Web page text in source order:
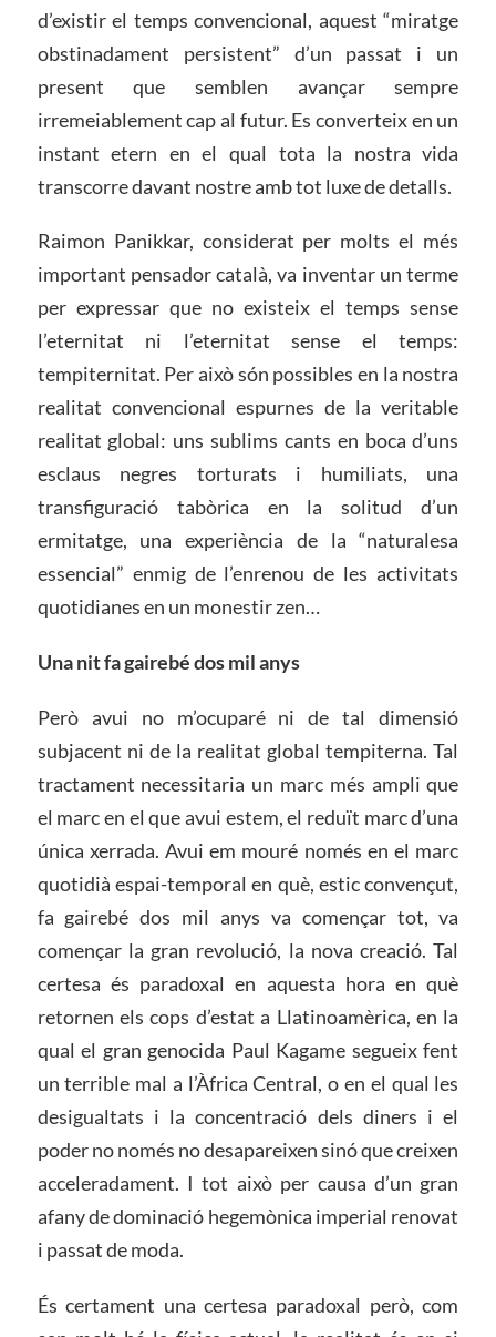
d’existir el temps convencional, aquest “miratge
obstinadament persistent” d’un passat i un
present que semblen avançar sempre
irremeiablement cap al futur. Es converteix en un
instant etern en el qual tota la nostra vida
transcorre davant nostre amb tot luxe de detalls.
Raimon Panikkar, considerat per molts el més
important pensador català, va inventar un terme
per expressar que no existeix el temps sense
l’eternitat ni l’eternitat sense el temps:
tempiternitat. Per això són possibles en la nostra
realitat convencional espurnes de la veritable
realitat global: uns sublims cants en boca d’uns
esclaus negres torturats i humiliats, una
transfiguració tabòrica en la solitud d’un
ermitatge, una experiència de la “naturalesa
essencial” enmig de l’enrenou de les activitats
quotidianes en un monestir zen…
Una nit fa gairebé dos mil anys
Però avui no m’ocuparé ni de tal dimensió
subjacent ni de la realitat global tempiterna. Tal
tractament necessitaria un marc més ampli que
el marc en el que avui estem, el reduït marc d’una
única xerrada. Avui em mouré només en el marc
quotidià espai-temporal en què, estic convençut,
fa gairebé dos mil anys va començar tot, va
començar la gran revolució, la nova creació. Tal
certesa és paradoxal en aquesta hora en què
retornen els cops d’estat a Llatinoamèrica, en la
qual el gran genocida Paul Kagame segueix fent
un terrible mal a l’Àfrica Central, o en el qual les
desigualtats i la concentració dels diners i el
poder no només no desapareixen sinó que creixen
acceleradament. I tot això per causa d’un gran
afany de dominació hegemònica imperial renovat
i passat de moda.
És certament una certesa paradoxal però, com